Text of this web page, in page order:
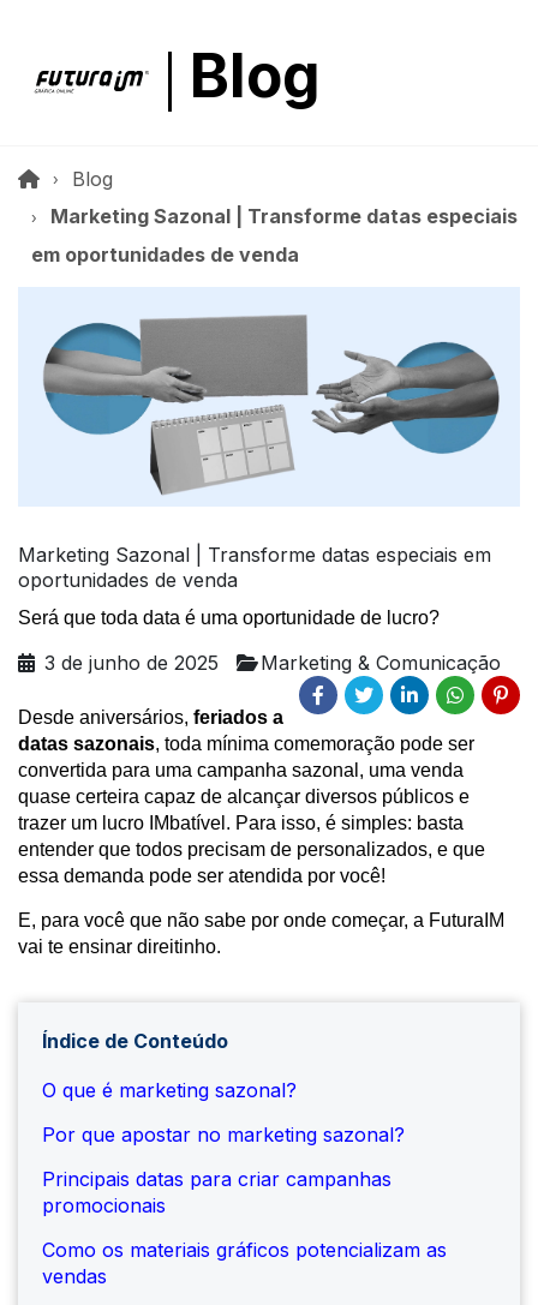
Blog
Blog
Marketing Sazonal | Transforme datas especiais
em oportunidades de venda
Marketing Sazonal | Transforme datas especiais em
oportunidades de venda
Será que toda data é uma oportunidade de lucro?
3 de junho de 2025 Marketing & Comunicação
Desde aniversários, feriados a
datas sazonais, toda mínima comemoração pode ser
convertida para uma campanha sazonal, uma venda
quase certeira capaz de alcançar diversos públicos e
trazer um lucro IMbatível. Para isso, é simples: basta
entender que todos precisam de personalizados, e que
essa demanda pode ser atendida por você!
E, para você que não sabe por onde começar, a FuturaIM
vai te ensinar direitinho.
Índice de Conteúdo
O que é marketing sazonal?
Por que apostar no marketing sazonal?
Principais datas para criar campanhas
promocionais
Como os materiais gráficos potencializam as
vendas